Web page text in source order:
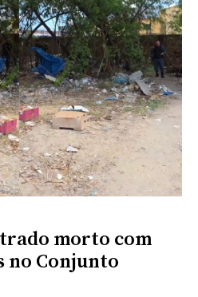
morto com
no Conjunto